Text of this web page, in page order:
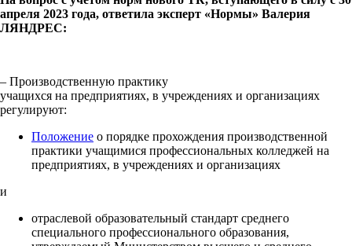
апреля 2023 года, ответила эксперт «Нормы» Валерия
ЛЯНДРЕС:
– Производственную практику
учащихся на предприятиях, в учреждениях и организациях
регулируют:
Положение о порядке прохождения производственной
практики учащимися профессиональных колледжей на
предприятиях, в учреждениях и организациях
и
отраслевой образовательный стандарт среднего
специального профессионального образования,